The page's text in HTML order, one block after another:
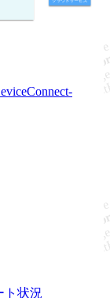
ト状況